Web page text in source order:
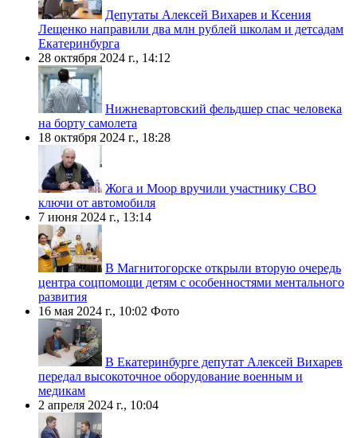
Депутаты Алексей Вихарев и Ксения
Лещенко направили два млн рублей школам и детсадам
Екатеринбурга
28 октября 2024 г., 14:12
Нижневартовский фельдшер спас человека
на борту самолета
18 октября 2024 г., 18:28
Жога и Моор вручили участнику СВО
ключи от автомобиля
7 июня 2024 г., 13:14
В Магнитогорске открыли вторую очередь
центра соцпомощи детям с особенностями ментального
развития
16 мая 2024 г., 10:02 Фото
В Екатеринбурге депутат Алексей Вихарев
передал высокоточное оборудование военным и
медикам
2 апреля 2024 г., 10:04